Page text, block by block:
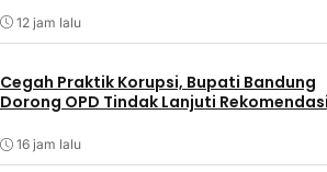
12 jam lalu
Cegah Praktik Korupsi, Bupati Bandung
Dorong OPD Tindak Lanjuti Rekomendasi
16 jam lalu